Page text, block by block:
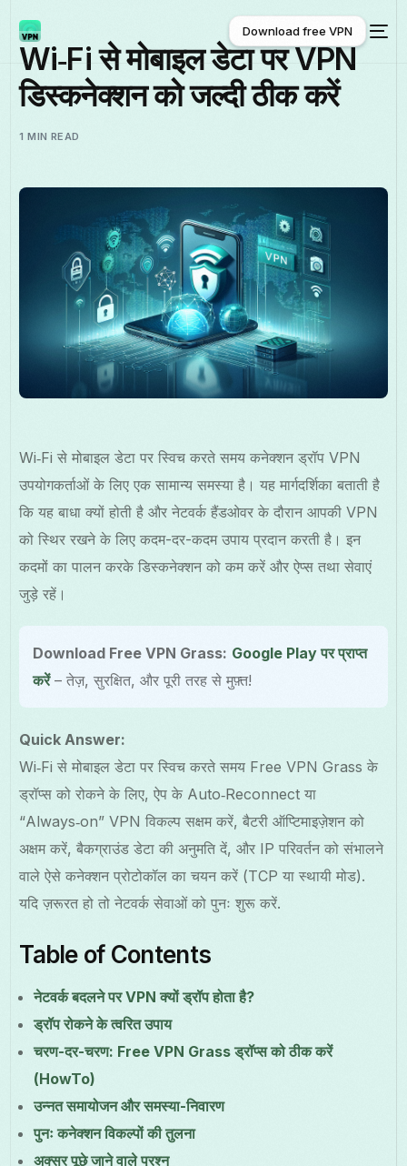
हिन्दी
Download free VPN
Download free VPN
Wi‑Fi से मोबाइल डेटा पर VPN
डिस्कनेक्शन को जल्दी ठीक करें
1 MIN READ
Wi‑Fi से मोबाइल डेटा पर स्विच करते समय कनेक्शन ड्रॉप VPN
उपयोगकर्ताओं के लिए एक सामान्य समस्या है। यह मार्गदर्शिका बताती है
कि यह बाधा क्यों होती है और नेटवर्क हैंडओवर के दौरान आपकी VPN
को स्थिर रखने के लिए कदम-दर-कदम उपाय प्रदान करती है। इन
कदमों का पालन करके डिस्कनेक्शन को कम करें और ऐप्स तथा सेवाएं
जुड़े रहें।
Download Free VPN Grass: Google Play पर प्राप्त
करें– तेज़, सुरक्षित, और पूरी तरह से मुफ़्त!
Quick Answer:
Wi‑Fi से मोबाइल डेटा पर स्विच करते समय Free VPN Grass के
ड्रॉप्स को रोकने के लिए, ऐप के Auto‑Reconnect या
“Always‑on” VPN विकल्प सक्षम करें, बैटरी ऑप्टिमाइज़ेशन को
अक्षम करें, बैकग्राउंड डेटा की अनुमति दें, और IP परिवर्तन को संभालने
वाले ऐसे कनेक्शन प्रोटोकॉल का चयन करें (TCP या स्थायी मोड).
यदि ज़रूरत हो तो नेटवर्क सेवाओं को पुनः शुरू करें.
Table of Contents
नेटवर्क बदलने पर VPN क्यों ड्रॉप होता है?
ड्रॉप रोकने के त्वरित उपाय
चरण-दर-चरण: Free VPN Grass ड्रॉप्स को ठीक करें
(HowTo)
उन्नत समायोजन और समस्या-निवारण
पुनः कनेक्शन विकल्पों की तुलना
अक्सर पूछे जाने वाले प्रश्न